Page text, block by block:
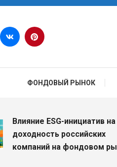
Перейти к содержимому
ФОНДОВЫЙ РЫНОК
ESG-инициатив на
российских
на фондовом рынке